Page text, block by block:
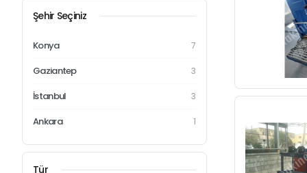
Şehir Seçiniz
Konya 7
Gaziantep 3
İstanbul 3
Ankara 1
Tür